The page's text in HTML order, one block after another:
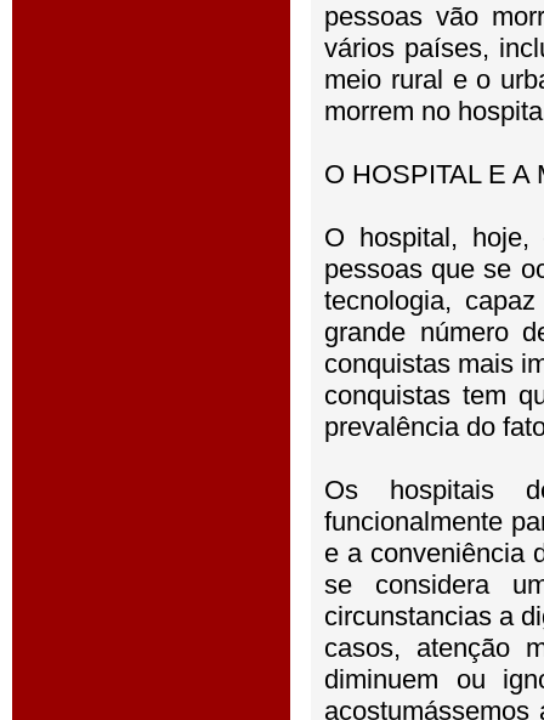
pessoas vão
vários países,
meio rural e o
morrem no
O HOSPITAL E A
O hospital,
pessoas que se
tecnologia,
grande número
conquistas mais
conquistas tem
prevalência do
Os hospitais
funcionalmente
e a conveniência
se considera
circunstancias a
casos, atenção
diminuem ou